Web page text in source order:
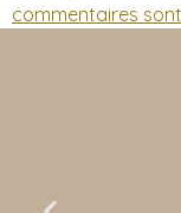
commentaires